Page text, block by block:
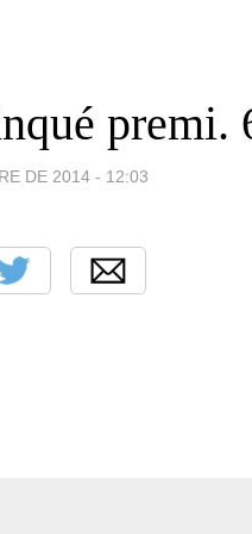
premi.
DE 2014 - 12:03